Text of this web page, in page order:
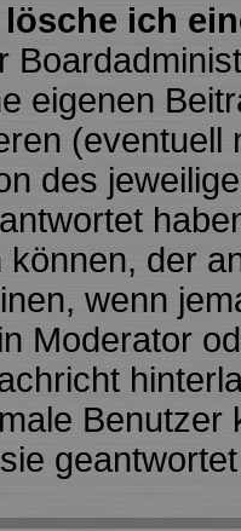
ich
eigenen
des
der
wenn
Moderator